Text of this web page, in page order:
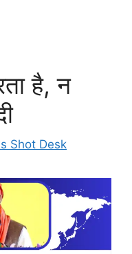
है, न
Shot Desk